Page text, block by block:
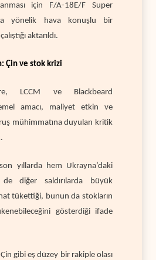
için F/A-18E/F Super
yönelik hava konuşlu bir
aktarıldı.
Çin ve stok krizi
LCCM ve Blackbeard
amacı, maliyet etkin ve
mühimmatına duyulan kritik
yıllarda hem Ukrayna’daki
diğer saldırılarda büyük
tükettiği, bunun da stokların
gösterdiği ifade
gibi eş düzey bir rakiple olası